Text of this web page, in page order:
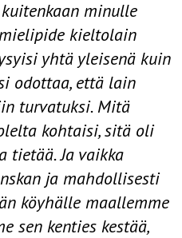
minulle
kieltolain
yhtä yleisenä kuin
odottaa, että lain
turvatuksi. Mitä
kohtaisi, sitä oli
tietää. Ja vaikka
ja mahdollisesti
köyhälle maallemme
sen ken­ties kestää,